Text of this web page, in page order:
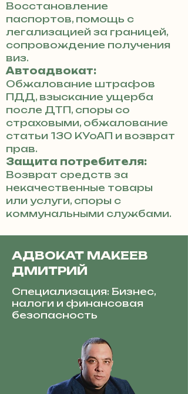
Восстановление
паспортов, помощь с
легализацией за границей,
сопровождение получения
виз.
Автоадвокат:
Обжалование штрафов
ПДД, взыскание ущерба
после ДТП, споры со
страховыми, обжалование
статьи 130 КУоАП и возврат
прав.
Защита потребителя:
Возврат средств за
некачественные товары
или услуги, споры с
коммунальными службами.
АДВОКАТ МАКЕЕВ
ДМИТРИЙ
Специализация: Бизнес,
налоги и финансовая
безопасность